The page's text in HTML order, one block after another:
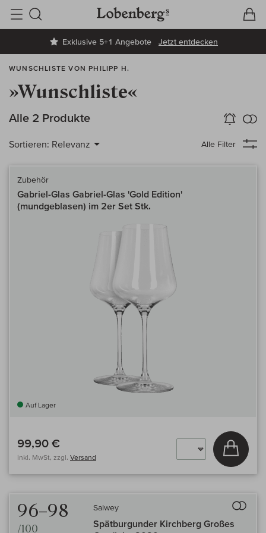
Exklusive 5+1 Angebote Jetzt entdecken
Suche
WUNSCHLISTE VON PHILIPP H.
»Wunschliste«
Alle 2 Produkte Wein-Alarm
aktivieren
Sortieren: Relevanz Alle Filter
Zubehör
Gabriel-Glas Gabriel-Glas 'Gold Edition'
(mundgeblasen) im 2er Set Stk.
Auf Lager
99,90 €
inkl. MwSt, zzgl. Versand
In
96–98
/100
Salwey
Spätburgunder Kirchberg Großes